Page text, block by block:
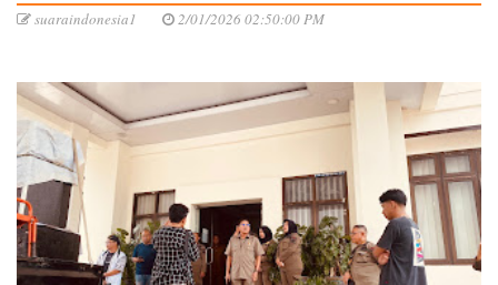
suaraindonesia1 2/01/2026 02:50:00 PM